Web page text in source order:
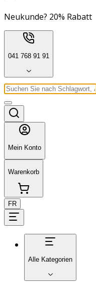
Neukunde? 20% Rabatt
041 768 91 91
Mein Konto
Warenkorb
FR
Alle Kategorien